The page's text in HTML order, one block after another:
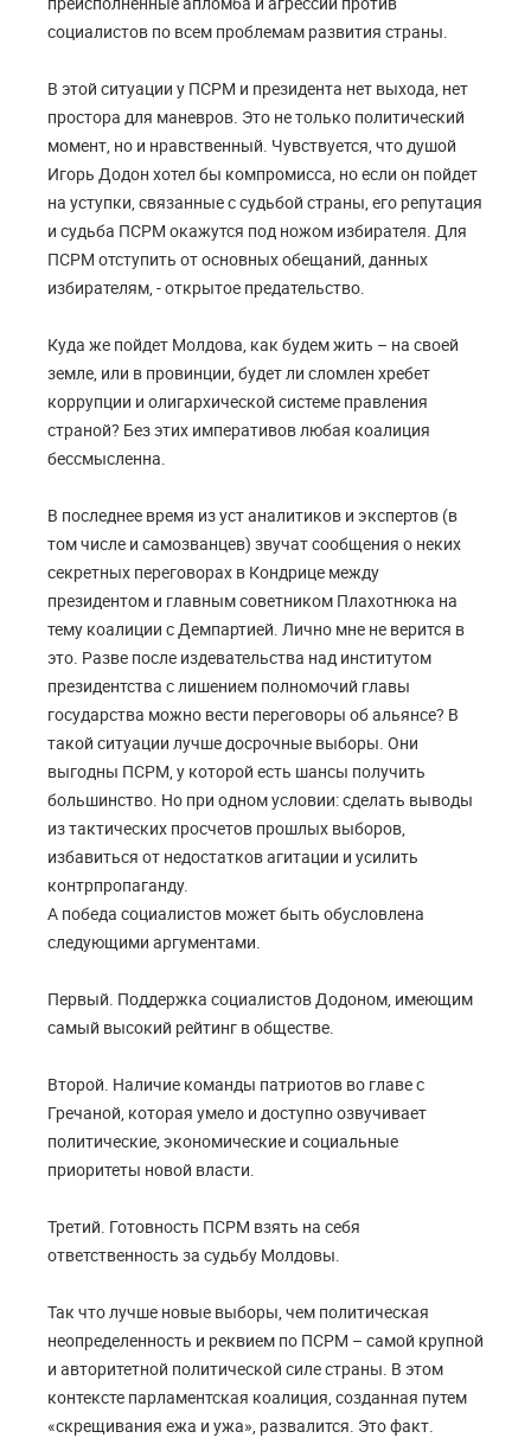
социалистов по всем проблемам развития страны.
В этой ситуации у ПСРМ и президента нет выхода, нет
простора для маневров. Это не только политический
момент, но и нравственный. Чувствуется, что душой
Игорь Додон хотел бы компромисса, но если он пойдет
на уступки, связанные с судьбой страны, его репутация
и судьба ПСРМ окажутся под ножом избирателя. Для
ПСРМ отступить от основных обещаний, данных
избирателям, - открытое предательство.
Куда же пойдет Молдова, как будем жить – на своей
земле, или в провинции, будет ли сломлен хребет
коррупции и олигархической системе правления
страной? Без этих императивов любая коалиция
бессмысленна.
В последнее время из уст аналитиков и экспертов (в
том числе и самозванцев) звучат сообщения о неких
секретных переговорах в Кондрице между
президентом и главным советником Плахотнюка на
тему коалиции с Демпартией. Лично мне не верится в
это. Разве после издевательства над институтом
президентства с лишением полномочий главы
государства можно вести переговоры об альянсе? В
такой ситуации лучше досрочные выборы. Они
выгодны ПСРМ, у которой есть шансы получить
большинство. Но при одном условии: сделать выводы
из тактических просчетов прошлых выборов,
избавиться от недостатков агитации и усилить
контрпропаганду.
А победа социалистов может быть обусловлена
следующими аргументами.
Первый. Поддержка социалистов Додоном, имеющим
самый высокий рейтинг в обществе.
Второй. Наличие команды патриотов во главе с
Гречаной, которая умело и доступно озвучивает
политические, экономические и социальные
приоритеты новой власти.
Третий. Готовность ПСРМ взять на себя
ответственность за судьбу Молдовы.
Так что лучше новые выборы, чем политическая
неопределенность и реквием по ПСРМ – самой крупной
и авторитетной политической силе страны. В этом
контексте парламентская коалиция, созданная путем
«скрещивания ежа и ужа», развалится. Это факт.